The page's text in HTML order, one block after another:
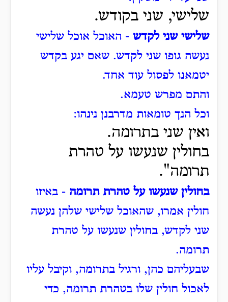
שלישי, שני בקודש.
שלישי שני לקדש - האוכל אוכל שלישי
נעשה גופו שני לקדש. שאם יגע בקדש
יטמאנו לפסול עוד אחד.
והתם מפרש טעמא.
וכל הנך טומאות מדרבנן נינהו:
ואין שני בתרומה.
בחולין שנעשו על טהרת
תרומה".
בחולין שנעשו על טהרת תרומה - באיזו
חולין אמרו, שהאוכל שלישי שלהן נעשה
שני לקדש, בחולין שנעשו על טהרת
תרומה.
שבעליהם כהן, ורגיל בתרומה, וקיבל עליו
לאכול חולין שלו בטהרת תרומה, כדי